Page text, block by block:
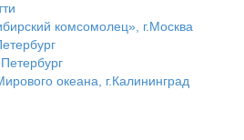
комсомолец», г.Москва
океана, г.Калининград